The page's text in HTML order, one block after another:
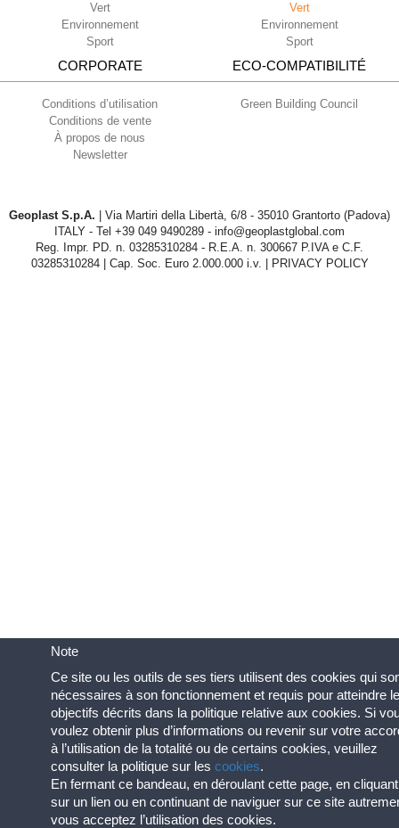
Vert
Environnement
Sport
Vert
Environnement
Sport
CORPORATE
Conditions d’utilisation
Conditions de vente
À propos de nous
Newsletter
ECO-COMPATIBILITÉ
Green Building Council
Geoplast S.p.A. | Via Martiri della Libertà, 6/8 - 35010 Grantorto (Padova)
ITALY - Tel +39 049 9490289 - info@geoplastglobal.com
Reg. Impr. PD. n. 03285310284 - R.E.A. n. 300667 P.IVA e C.F.
03285310284 | Cap. Soc. Euro 2.000.000 i.v. |
PRIVACY POLICY
Note
Ce site ou les outils de ses tiers utilisent des cookies qui
nécessaires à son fonctionnement et requis pour atteindre
objectifs décrits dans la politique relative aux cookies. Si
voulez obtenir plus d’informations ou revenir sur votre
à l’utilisation de la totalité ou de certains cookies, veuillez
consulter la politique sur les cookies.
En fermant ce bandeau, en déroulant cette page, en cliquant
sur un lien ou en continuant de naviguer sur ce site
vous acceptez l’utilisation des cookies.